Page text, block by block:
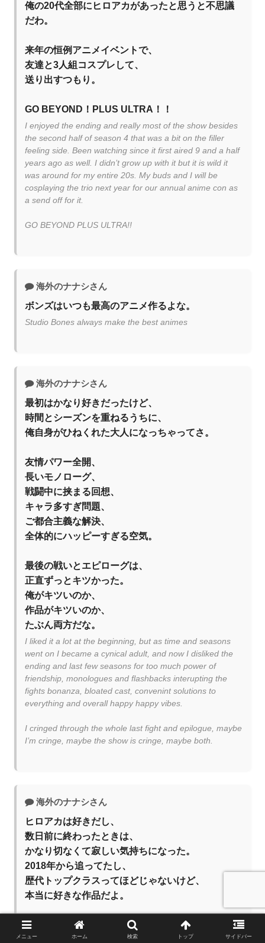
俺の20代全部にヒロアカがあったと思うと不思議
だわ。
来年の恒例アニメイベントで、
友達と3人組コスプレして、
送り出すつもり。
GO BEYOND！PLUS ULTRA！！
I enjoyed the ending and really most of the show besides
the second half of season 4 that was a bit on the filler
feeling side. Been watching since it first aired 9 and a half
years ago as well. I didn’t grow up with it but it is wild it
was around for my entire 20s. My buds and I will be
cosplaying the trio next year for our annual anime con as
a send off for it.
GO BEYOND PLUS ULTRA!!
海外のナナシさん
ボンズはいつも最高のアニメ作るよな。
Studio Bones always make the best animes
海外のナナシさん
最初はかなり好きだったけど、
時間とシーズンを重ねるうちに、
俺自身がひねくれた大人になっちゃってさ。
友情パワー全開、
長いモノローグ、
戦闘中に挟まる回想、
キャラ多すぎ問題、
ご都合主義な解決、
全体的にハッピーすぎる空気。
最後の戦いとエピローグは、
正直ずっとキツかった。
俺がキツいのか、
作品がキツいのか、
たぶん両方だな。
I liked it a lot at the beginning, but as time and seasons
went on I became a cynical adult, and now I disliked the
ending and last few seasons for too much power of
friendship, monologues and flashbacks interupting the
fights bonanza, bloated cast, convenint solutions to
everything and overall happy happy vibes.
I cringed through the whole last fight and epilogue, maybe
I’m cringe, maybe the show is cringe, maybe both.
海外のナナシさん
ヒロアカは好きだし、
数日前に終わったときは、
かなり切なくて寂しい気持ちになった。
2018年から追ってたし、
歴代トップクラスってほどじゃないけど、
本当に好きな作品だよ。
正直に言うと、
この作品は女性キャラが一番好きだった。
メニュー ホーム 検索 トップ サイドバー